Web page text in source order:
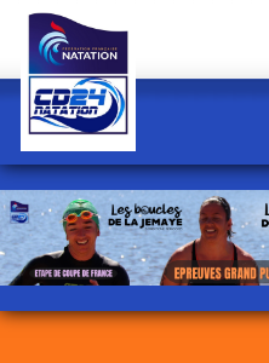
Panneau de gestion des